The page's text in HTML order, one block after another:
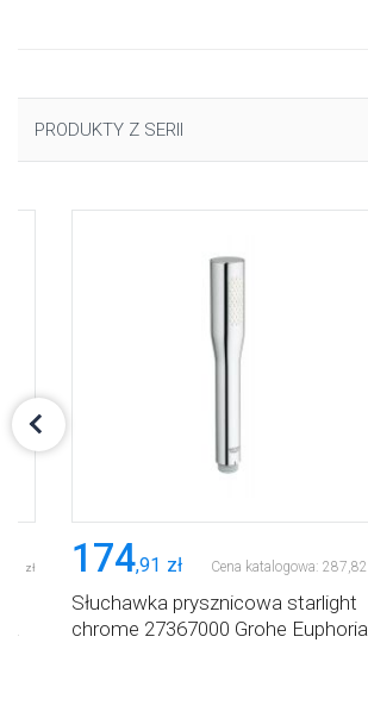
PRODUKTY Z SERII
zł 174,91 zł Cena katalogowa: 287,82
Słuchawka prysznicowa starlight
chrome 27367000 Grohe Euphoria